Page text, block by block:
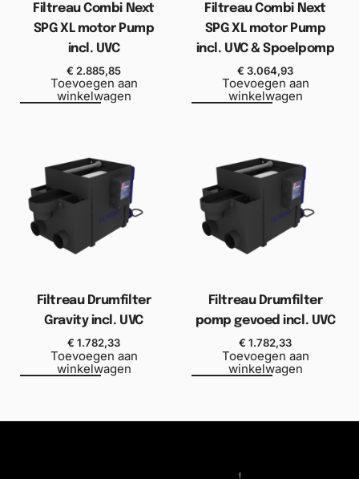
Filtreau Combi Next
SPG XL motor Pump
incl. UVC
€ 2.885,85
Toevoegen aan
winkelwagen
Filtreau Combi Next
SPG XL motor Pump
incl. UVC & Spoelpomp
€ 3.064,93
Toevoegen aan
winkelwagen
Filtreau Drumfilter
Gravity incl. UVC
€ 1.782,33
Toevoegen aan
winkelwagen
Filtreau Drumfilter
pomp gevoed incl. UVC
€ 1.782,33
Toevoegen aan
winkelwagen